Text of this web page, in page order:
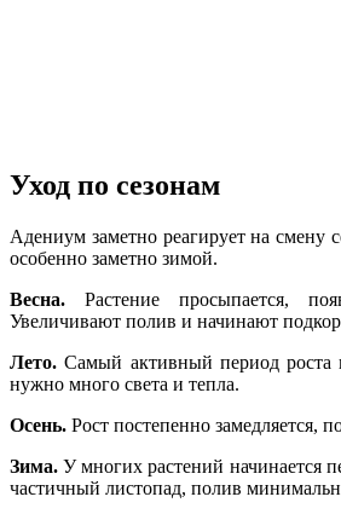
Уход по сезонам
Адениум заметно реагирует на смену
особенно заметно зимой.
Весна. Растение просыпается,
Увеличивают полив и начинают
Лето. Самый активный период роста
нужно много света и тепла.
Осень. Рост постепенно замедляется,
Зима. У многих растений начинается
частичный листопад, полив